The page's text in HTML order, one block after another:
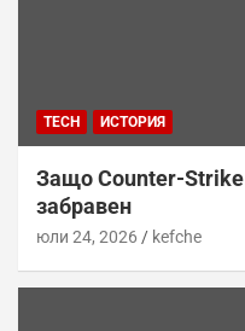
TECH ИСТОРИЯ
Защо Counter-
забравен
юли 24, 2026 kefche